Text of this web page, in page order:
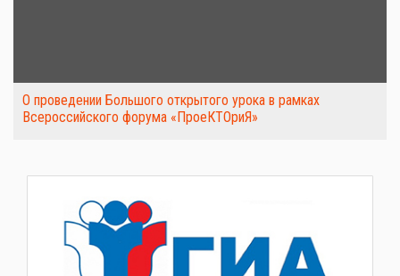
О проведении Большого открытого урока в рамках
Всероссийского форума «ПроеКТОриЯ»